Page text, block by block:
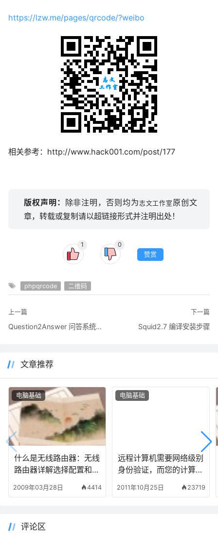
https://lzw.me/pages/qrcode/?weibo
相关参考：http://www.hack001.com/post/177
版权声明： 除非注明，否则均为志文工作室 原创文
章，转载或复制请以超链接形式并注明出处！
1
0
赞赏
phpqrcode 二维码
上一篇
Question2Answer 问答系统安装简介及简体中文语言包下载
下一篇
Squid2.7 编译安装步骤
文章推荐
什么是无线路由器：无线
路由器详解选择配置和使
2009年03月28日 4414
电脑基础
远程计算机需要网络级别
身份验证，而您的计算机
的系统管理员或者技术人
2011年10月25日 23719
电脑基础
评论区